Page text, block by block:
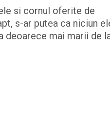
si cornul oferite de
s-ar putea ca niciun
deoarece mai marii de